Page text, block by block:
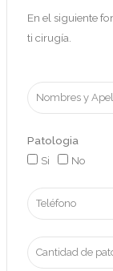
En el siguiente
ti cirugía.
Patologia
Si No